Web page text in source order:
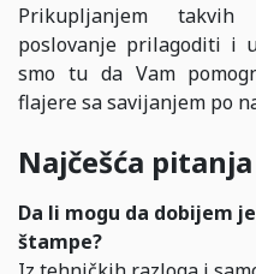
Prikupljanjem
poslovanje prilagoditi i
smo tu da Vam
flajere sa savijanjem po
Najčešća
Da li mogu da dobijem
štampe?